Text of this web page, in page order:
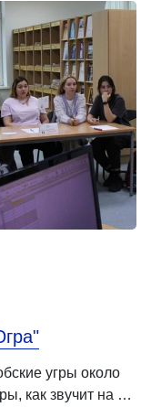
угры около
как звучит на …